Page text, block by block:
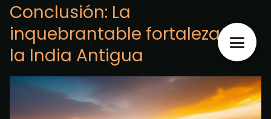
Conclusión: La
inquebrantable fortaleza de
la India Antigua